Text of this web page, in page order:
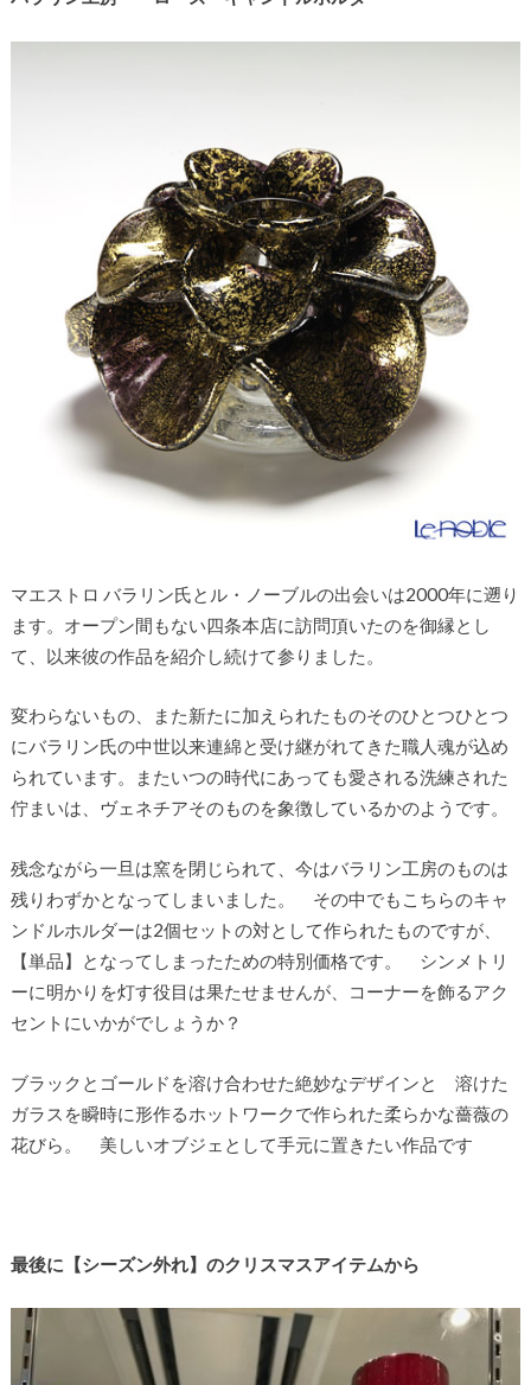
マエストロ バラリン氏とル・ノーブルの出会いは2000年に遡り
ます。オープン間もない四条本店に訪問頂いたのを御縁とし
て、以来彼の作品を紹介し続けて参りました。
変わらないもの、また新たに加えられたものそのひとつひとつ
にバラリン氏の中世以来連綿と受け継がれてきた職人魂が込め
られています。またいつの時代にあっても愛される洗練された
佇まいは、ヴェネチアそのものを象徴しているかのようです。
残念ながら一旦は窯を閉じられて、今はバラリン工房のものは
残りわずかとなってしまいました。 その中でもこちらのキャ
ンドルホルダーは2個セットの対として作られたものですが、
【単品】となってしまったための特別価格です。 シンメトリ
ーに明かりを灯す役目は果たせませんが、コーナーを飾るアク
セントにいかがでしょうか？
ブラックとゴールドを溶け合わせた絶妙なデザインと 溶けた
ガラスを瞬時に形作るホットワークで作られた柔らかな薔薇の
花びら。 美しいオブジェとして手元に置きたい作品です
最後に【シーズン外れ】のクリスマスアイテムから